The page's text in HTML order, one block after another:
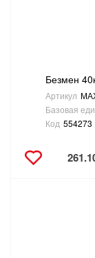
Безмен
Артикул
Базовая
Код 554273